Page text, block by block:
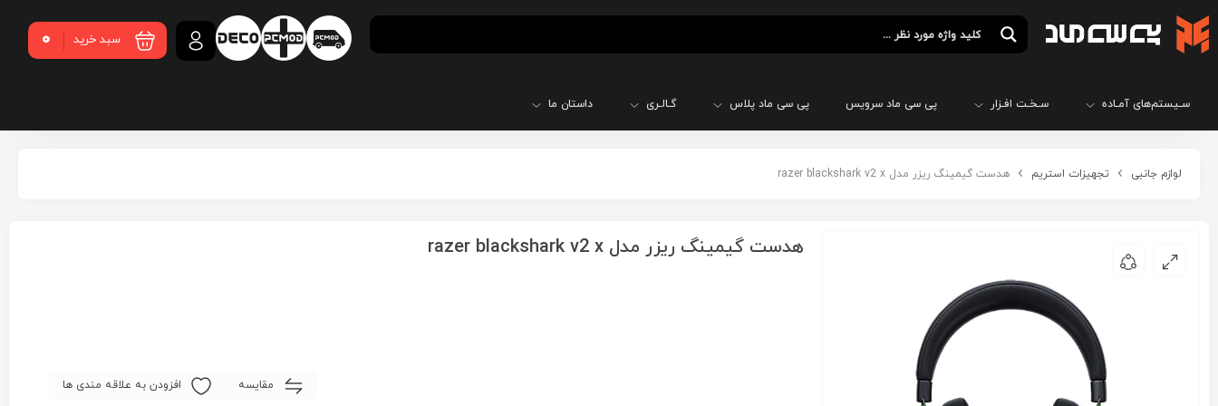
سبد خرید 0
سـیستم‌های آمـاده سـخـت افـزار پی سی ماد سرویس پی سی ماد پلاس گـالـری داستان ما
لوازم جانبی تجهیزات استریم هدست گیمینگ ریزر مدل razer blackshark v2 x
هدست گیمینگ ریزر مدل razer blackshark v2 x
مقایسه افزودن به علاقه مندی ها